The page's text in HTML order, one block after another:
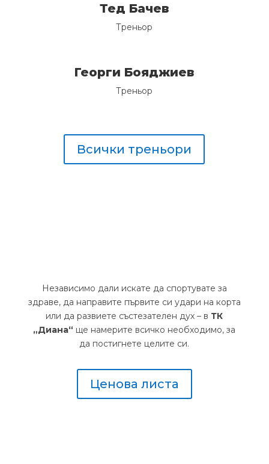
Тед Бачев
Треньор
Георги Бояджиев
Треньор
Всички треньори
Независимо дали искате да спортувате за
здраве, да направите първите си удари на корта
или да развиете състезателен дух – в ТК
„Диана“ ще намерите всичко необходимо, за
да постигнете целите си.
Ценова листа